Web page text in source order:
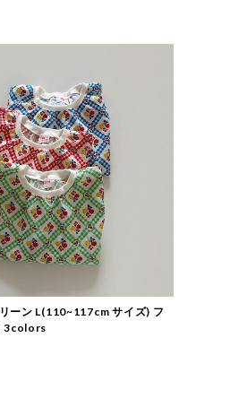
ーン L(110~117cm サイズ) フ
3colors